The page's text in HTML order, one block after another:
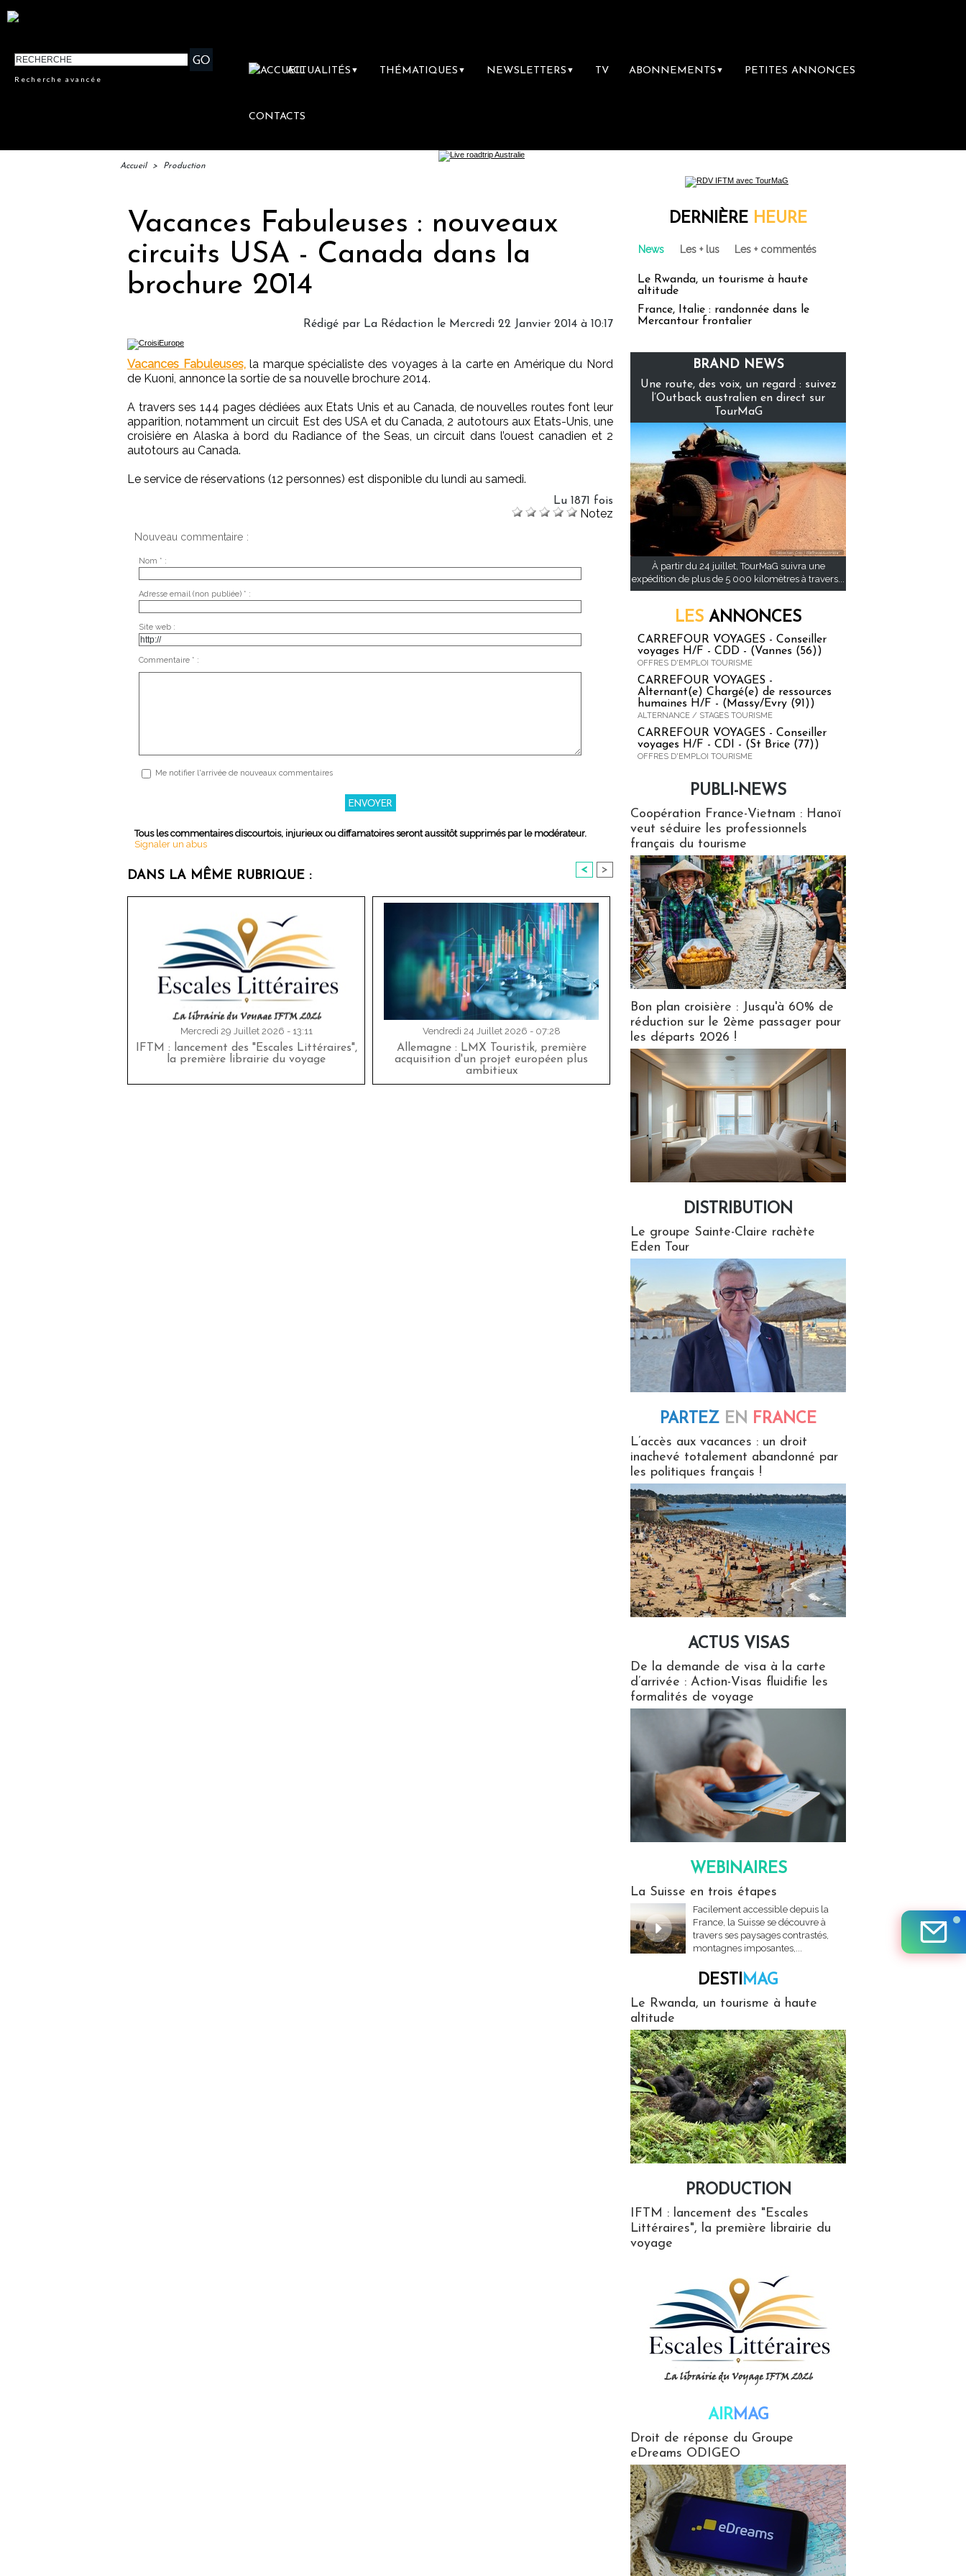
Recherche avancée
ACTUALITÉS ▼ THÉMATIQUES ▼ NEWSLETTERS ▼ TV ABONNEMENTS ▼ PETITES ANNONCES
CONTACTS
Accueil > Production
Vacances Fabuleuses : nouveaux
circuits USA - Canada dans la
brochure 2014
Rédigé par La Rédaction le Mercredi 22 Janvier 2014 à 10:17
Vacances Fabuleuses,la marque spécialiste des voyages à la carte en Amérique du Nord
de Kuoni, annonce la sortie de sa nouvelle brochure 2014.
A travers ses 144 pages dédiées aux Etats Unis et au Canada, de nouvelles routes font leur
apparition, notamment un circuit Est des USA et du Canada, 2 autotours aux Etats-Unis, une
croisière en Alaska à bord du Radiance of the Seas, un circuit dans l’ouest canadien et 2
autotours au Canada.
Le service de réservations (12 personnes) est disponible du lundi au samedi.
Lu 1871 fois
Notez
Nouveau commentaire :
Nom * :
Adresse email (non publiée) * :
Site web :
Commentaire * :
Me notifier l'arrivée de nouveaux commentaires
Tous les commentaires discourtois, injurieux ou diffamatoires seront aussitôt supprimés par le modérateur.
Signaler un abus
DANS LA MÊME RUBRIQUE : < >
Mercredi 29 Juillet 2026 - 13:11
IFTM : lancement des "Escales Littéraires",
la première librairie du voyage
Vendredi 24 Juillet 2026 - 07:28
Allemagne : LMX Touristik, première
acquisition d'un projet européen plus
ambitieux
DERNIÈRE HEURE
News Les + lus Les + commentés
Le Rwanda, un tourisme à haute
altitude
France, Italie : randonnée dans le
Mercantour frontalier
BRAND NEWS
Une route, des voix, un regard : suivez
l’Outback australien en direct sur
TourMaG
À partir du 24 juillet, TourMaG suivra une
expédition de plus de 5 000 kilomètres à travers...
LES ANNONCES
CARREFOUR VOYAGES - Conseiller
voyages H/F - CDD - (Vannes (56))
OFFRES D'EMPLOI TOURISME
CARREFOUR VOYAGES -
Alternant(e) Chargé(e) de ressources
humaines H/F - (Massy/Evry (91))
ALTERNANCE / STAGES TOURISME
CARREFOUR VOYAGES - Conseiller
voyages H/F - CDI - (St Brice (77))
OFFRES D'EMPLOI TOURISME
PUBLI-NEWS
Coopération France-Vietnam : Hanoï
veut séduire les professionnels
français du tourisme
Bon plan croisière : Jusqu'à 60% de
réduction sur le 2ème passager pour
les départs 2026 !
DISTRIBUTION
Le groupe Sainte-Claire rachète
Eden Tour
PARTEZ EN FRANCE
L’accès aux vacances : un droit
inachevé totalement abandonné par
les politiques français !
ACTUS VISAS
De la demande de visa à la carte
d’arrivée : Action-Visas fluidifie les
formalités de voyage
WEBINAIRES
La Suisse en trois étapes
Facilement accessible depuis la
France, la Suisse se découvre à
travers ses paysages contrastés,
montagnes imposantes,...
DESTIMAG
Le Rwanda, un tourisme à haute
altitude
PRODUCTION
IFTM : lancement des "Escales
Littéraires", la première librairie du
voyage
AIRMAG
Droit de réponse du Groupe
eDreams ODIGEO